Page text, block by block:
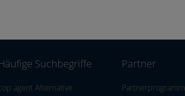
Suchbegriffe
agent Alternative
Partner
Partnerprogramm